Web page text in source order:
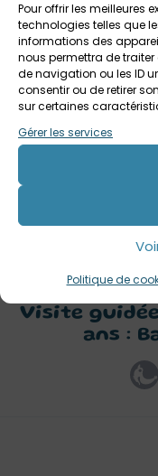
Pour offrir les meilleures
technologies telles que
informations des
nous permettra de
de navigation ou les ID
consentir ou de retirer
sur certaines
Gérer les services
Politique de
2 septembre 2026
Visite contée
Bulle / Musée
Musée national de la
Visite
ans :